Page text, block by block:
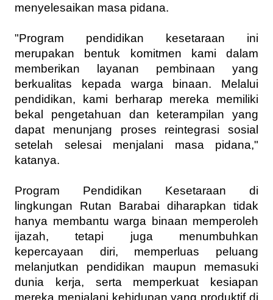
menyelesaikan masa pidana.
"Program pendidikan kesetaraan ini
merupakan bentuk komitmen kami dalam
memberikan layanan pembinaan yang
berkualitas kepada warga binaan. Melalui
pendidikan, kami berharap mereka memiliki
bekal pengetahuan dan keterampilan yang
dapat menunjang proses reintegrasi sosial
setelah selesai menjalani masa pidana,"
katanya.
Program Pendidikan Kesetaraan di
lingkungan Rutan Barabai diharapkan tidak
hanya membantu warga binaan memperoleh
ijazah, tetapi juga menumbuhkan
kepercayaan diri, memperluas peluang
melanjutkan pendidikan maupun memasuki
dunia kerja, serta memperkuat kesiapan
mereka menjalani kehidupan yang produktif di